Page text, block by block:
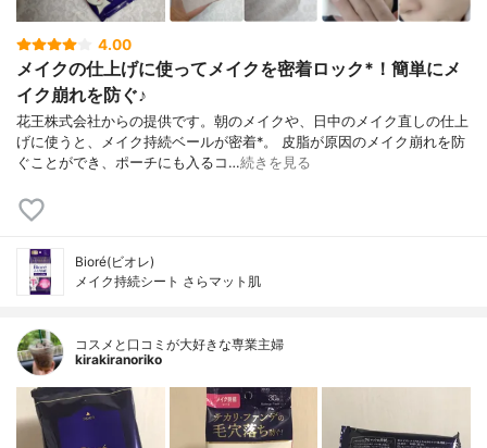
4.00
メイクの仕上げに使ってメイクを密着ロック*！簡単にメ
イク崩れを防ぐ♪
花王株式会社からの提供です。朝のメイクや、日中のメイク直しの仕上
げに使うと、メイク持続ベールが密着*。 皮脂が原因のメイク崩れを防
ぐことができ、ポーチにも入るコ…続きを見る
Bioré(ビオレ)
メイク持続シート さらマット肌
コスメと口コミが大好きな専業主婦
kirakiranoriko